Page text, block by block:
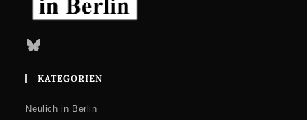
Bluesky
KATEGORIEN
Neulich in Berlin